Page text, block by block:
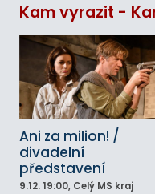
Kam vyrazit -
Ani za milion! /
divadelní
představení
9.12. 19:00, Celý MS kraj